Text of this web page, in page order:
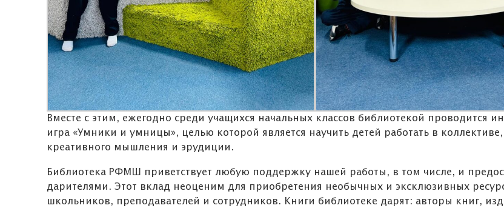
Вместе с этим, ежегодно среди учащихся начальных классов библиотекой проводится
игра «Умники и умницы», целью которой является научить детей работать в
креативного мышления и эрудиции.
Библиотека РФМШ приветствует любую поддержку нашей работы, в том числе, и
дарителями. Этот вклад неоценим для приобретения необычных и эксклюзивных
школьников, преподавателей и сотрудников. Книги библиотеке дарят: авторы книг,